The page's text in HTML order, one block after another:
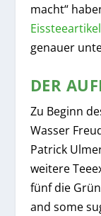
macht“
Eissteeartikel
genauer
DER
Zu Beginn
Wasser
Patrick
weitere
fünf die
and some